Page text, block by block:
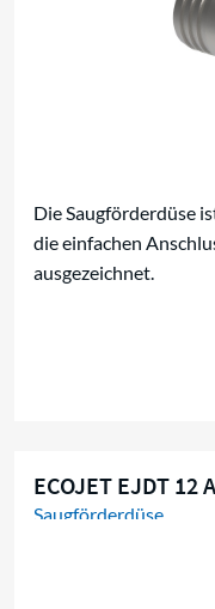
Die Saugförderdüse
die einfachen
ausgezeichnet.
ECOJET EJDT 12
Saugförderdüse